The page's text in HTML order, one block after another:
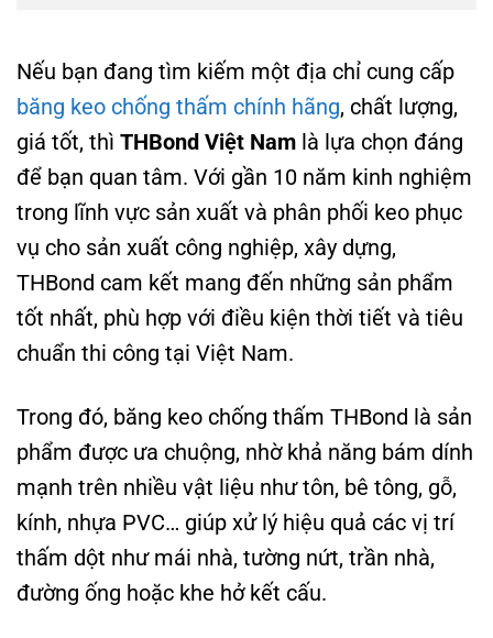
Nếu bạn đang tìm kiếm một địa chỉ cung cấp
băng keo chống thấm chính hãng, chất lượng,
giá tốt, thì THBond Việt Nam là lựa chọn đáng
để bạn quan tâm. Với gần 10 năm kinh nghiệm
trong lĩnh vực sản xuất và phân phối keo phục
vụ cho sản xuất công nghiệp, xây dựng,
THBond cam kết mang đến những sản phẩm
tốt nhất, phù hợp với điều kiện thời tiết và tiêu
chuẩn thi công tại Việt Nam.
Trong đó, băng keo chống thấm THBond là sản
phẩm được ưa chuộng, nhờ khả năng bám dính
mạnh trên nhiều vật liệu như tôn, bê tông, gỗ,
kính, nhựa PVC… giúp xử lý hiệu quả các vị trí
thấm dột như mái nhà, tường nứt, trần nhà,
đường ống hoặc khe hở kết cấu.